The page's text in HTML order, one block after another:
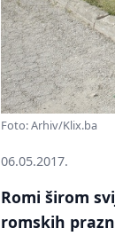
Foto: Arhiv/Klix.ba
06.05.2017.
Romi širom
romskih